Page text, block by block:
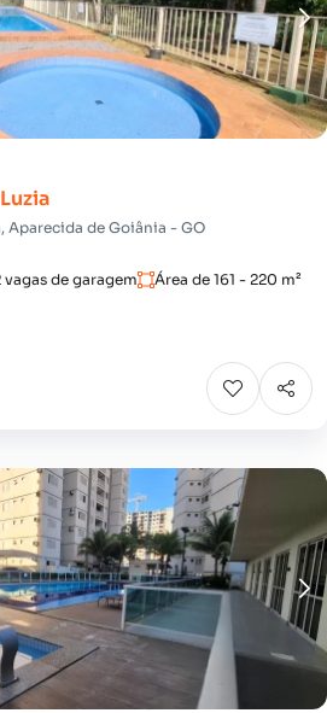
Aparecida de Goiânia - GO
vagas de garagem Área de 161 - 220 m²